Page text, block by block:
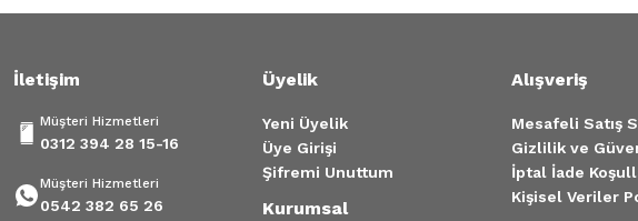
İletişim
Müşteri Hizmetleri
0312 394 28 15-16
Müşteri Hizmetleri
0542 382 65 26
Üyelik
Yeni Üyelik
Üye Girişi
Şifremi Unuttum
Kurumsal
Alışveriş
Mesafeli Satış
Gizlilik ve
İptal İade
Kişisel Veriler